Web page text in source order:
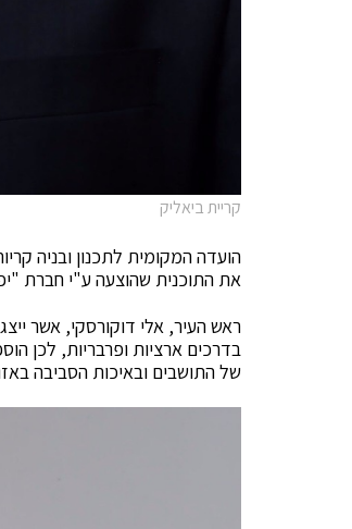
קריית ביאליק
הועדה המקומית לתכנון ובניה
את התוכנית שהוצעה ע"י חברת
ראש העיר, אלי דוקורסקי, אשר
של התושבים ובאיכות הסביבה